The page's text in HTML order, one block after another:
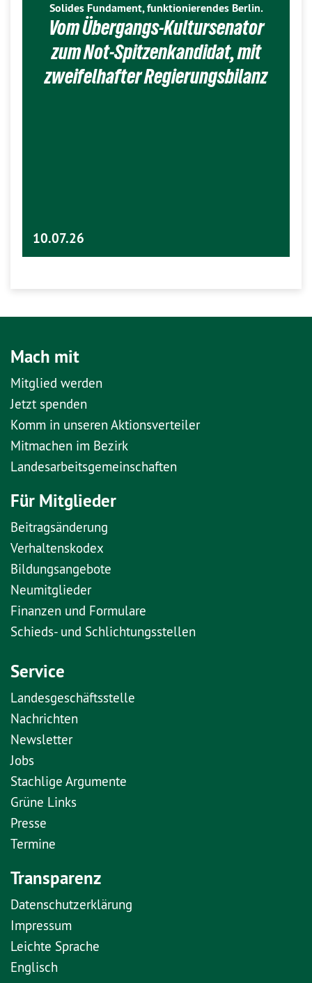
Solides Fundament, funktionierendes Berlin.
Vom Übergangs-Kultursenator
zum Not-Spitzenkandidat, mit
zweifelhafter Regierungsbilanz
10.07.26
Mach mit
Mitglied werden
Jetzt spenden
Komm in unseren Aktionsverteiler
Mitmachen im Bezirk
Landesarbeitsgemeinschaften
Für Mitglieder
Beitragsänderung
Verhaltenskodex
Bildungsangebote
Neumitglieder
Finanzen und Formulare
Schieds- und Schlichtungsstellen
Service
Landesgeschäftsstelle
Nachrichten
Newsletter
Jobs
Stachlige Argumente
Grüne Links
Presse
Termine
Transparenz
Datenschutzerklärung
Impressum
Leichte Sprache
Englisch